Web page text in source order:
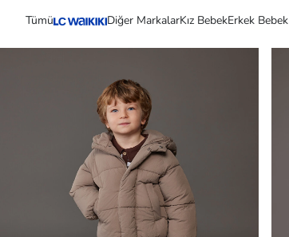
Tümü Diğer MarkalarKız BebekErkek Bebek